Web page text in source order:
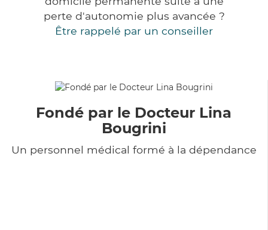
perte d'autonomie plus avancée ?
Être rappelé par un conseiller
Fondé par le Docteur Lina
Bougrini
Un personnel médical formé à la dépendance